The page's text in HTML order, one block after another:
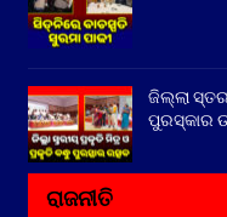
ଜିଲ୍ଲା
ପୁରସ୍କାର
ରାଜନୀତି